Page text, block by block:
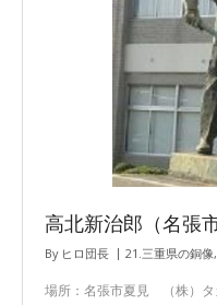
高北新治郎（名張市
By ヒロ団長 21.三重県の銅像,
場所：名張市夏見 （株）タ